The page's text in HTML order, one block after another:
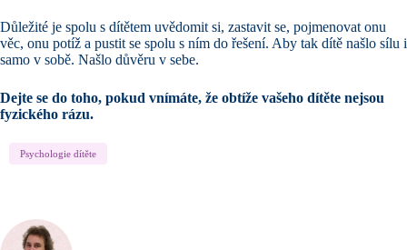
Důležité je spolu s dítětem uvědomit si, zastavit se, pojmenovat onu
věc, onu potíž a pustit se spolu s ním do řešení. Aby tak dítě našlo sílu i
samo v sobě. Našlo důvěru v sebe.
Dejte se do toho, pokud vnímáte, že obtíže vašeho dítěte nejsou
fyzického rázu.
Psychologie dítěte